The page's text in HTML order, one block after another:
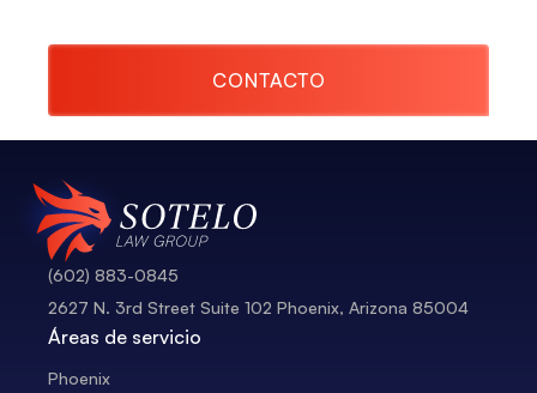
CONTACTO
(602) 883-0845
2627 N. 3rd Street Suite 102 Phoenix, Arizona 85004
Áreas de servicio
Phoenix